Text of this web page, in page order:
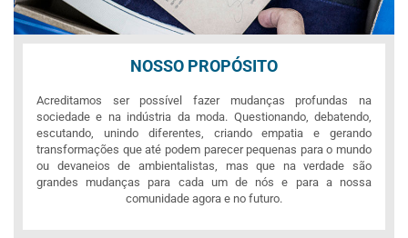
NOSSO PROPÓSITO
Acreditamos ser possível fazer mudanças profundas na
sociedade e na indústria da moda. Questionando, debatendo,
escutando, unindo diferentes, criando empatia e gerando
transformações que até podem parecer pequenas para o mundo
ou devaneios de ambientalistas, mas que na verdade são
grandes mudanças para cada um de nós e para a nossa
comunidade agora e no futuro.